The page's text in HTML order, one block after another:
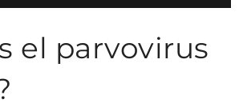
el parvovirus